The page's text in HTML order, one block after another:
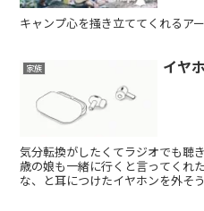
キャンプ心を掻き立ててくれるア
家族 イヤ
気分転換がしたくてラジオでも聴
歳の娘も一緒に行くと言ってくれ
な、と耳につけたイヤホンを外そ